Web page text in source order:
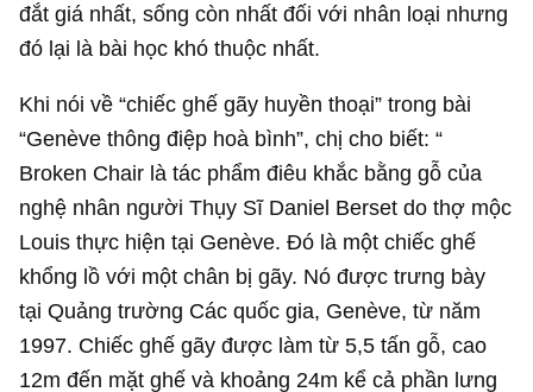
đắt giá nhất, sống còn nhất đối với nhân loại nhưng
đó lại là bài học khó thuộc nhất.
Khi nói về “chiếc ghế gãy huyền thoại” trong bài
“Genève thông điệp hoà bình”, chị cho biết: “
Broken Chair là tác phẩm điêu khắc bằng gỗ của
nghệ nhân người Thụy Sĩ Daniel Berset do thợ mộc
Louis thực hiện tại Genève. Đó là một chiếc ghế
khổng lồ với một chân bị gãy. Nó được trưng bày
tại Quảng trường Các quốc gia, Genève, từ năm
1997. Chiếc ghế gãy được làm từ 5,5 tấn gỗ, cao
12m đến mặt ghế và khoảng 24m kể cả phần lưng